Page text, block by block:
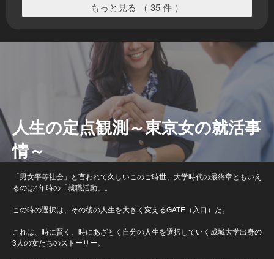
もっと見る （ 35 件 ）
人生の定点観測～東京女の就活事
情～
「男女平等社会」と言われて久しいこのご時世、大学時代の最終章ともいえ
るのは4年時の「就職活動」。
この時の選択は、その後の人生を大きく変えるGATE（入口）だ。
これは、時に賢く、時にあざとく自分の人生を選択していく成城大学出身の
3人の女たちのストーリー。